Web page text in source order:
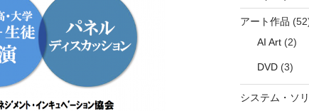
アート作品
AI Art(2)
DVD(3)
システム・ソ